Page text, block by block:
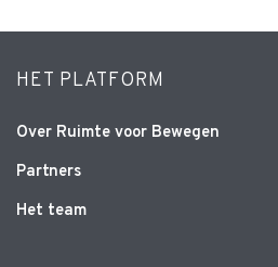
HET PLATFORM
Over Ruimte voor Bewegen
Partners
Het team